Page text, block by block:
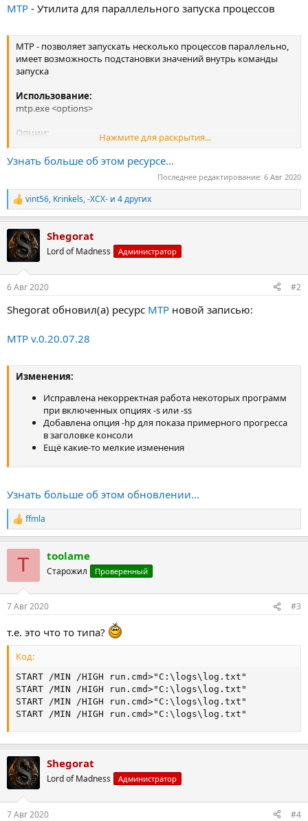
MTP - Утилита для параллельного запуска процессов
MTP - позволяет запускать несколько процессов параллельно,
имеет возможность подстановки значений внутрь команды
запуска
Использование:
mtp.exe <options>
Опции:
Command | Description
-t <n> | thread count
-alias <alias=value> | register constant alias
-l <filename> | worklist with commands (required)
-w <path> | workdir
-p <priority> | priority for executed commands: idle,
below_normal,...
Нажмите для раскрытия...
Узнать больше об этом ресурсе...
Последнее редактирование: 6 Авг 2020
Р
е
к
ц
и
vint56, Krinkels,-XCX- и 4 других
Shegorat
Lord of Madness Администратор
6 Авг 2020 #2
Shegorat обновил(а) ресурс MTP новой записью:
MTP v.0.20.07.28
Изменения:
Исправлена некорректная работа некоторых программ
при включенных опциях -s или -ss
Добавлена опция -hp для показа примерного прогресса
в заголовке консоли
Ещё какие-то мелкие изменения
Узнать больше об этом обновлении...
Р
е
ffmla
T toolame
Старожил Проверенный
7 Авг 2020 #3
т.е. это что то типа?
Код:
START /MIN /HIGH run.cmd>"C:\logs\log.txt"
START /MIN /HIGH run.cmd>"C:\logs\log.txt"
START /MIN /HIGH run.cmd>"C:\logs\log.txt"
START /MIN /HIGH run.cmd>"C:\logs\log.txt"
Shegorat
Lord of Madness Администратор
7 Авг 2020 #4